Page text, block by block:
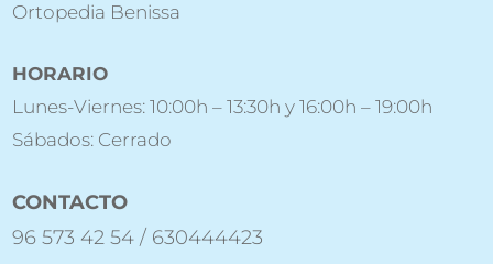
Ortopedia Benissa
HORARIO
Lunes-Viernes: 10:00h – 13:30h y 16:00h – 19:00h
Sábados: Cerrado
CONTACTO
96 573 42 54 / 630444423